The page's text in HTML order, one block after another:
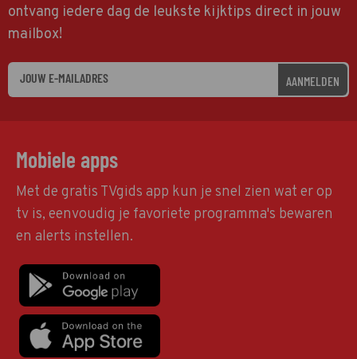
ontvang iedere dag de leukste kijktips direct in jouw
mailbox!
AANMELDEN
Mobiele apps
Met de gratis TVgids app kun je snel zien wat er op
tv is, eenvoudig je favoriete programma's bewaren
en alerts instellen.